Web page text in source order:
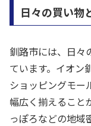
日々の買い物
釧路市には、日々
ています。イオン
ショッピングモー
幅広く揃えること
っぽろなどの地域